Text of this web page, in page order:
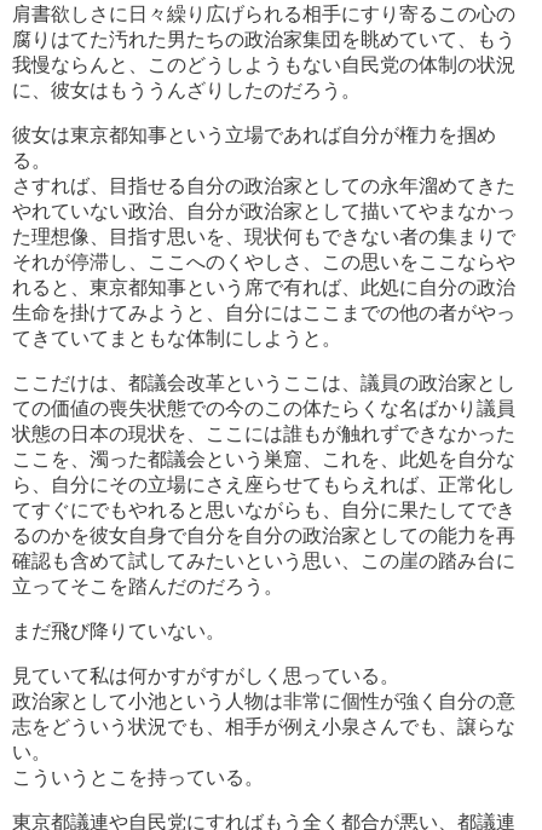
肩書欲しさに日々繰り広げられる相手にすり寄るこの心の
腐りはてた汚れた男たちの政治家集団を眺めていて、もう
我慢ならんと、このどうしようもない自民党の体制の状況
に、彼女はもううんざりしたのだろう。
彼女は東京都知事という立場であれば自分が権力を掴め
る。
さすれば、目指せる自分の政治家としての永年溜めてきた
やれていない政治、自分が政治家として描いてやまなかっ
た理想像、目指す思いを、現状何もできない者の集まりで
それが停滞し、ここへのくやしさ、この思いをここならや
れると、東京都知事という席で有れば、此処に自分の政治
生命を掛けてみようと、自分にはここまでの他の者がやっ
てきていてまともな体制にしようと。
ここだけは、都議会改革というここは、議員の政治家とし
ての価値の喪失状態での今のこの体たらくな名ばかり議員
状態の日本の現状を、ここには誰もが触れずできなかった
ここを、濁った都議会という巣窟、これを、此処を自分な
ら、自分にその立場にさえ座らせてもらえれば、正常化し
てすぐにでもやれると思いながらも、自分に果たしてでき
るのかを彼女自身で自分を自分の政治家としての能力を再
確認も含めて試してみたいという思い、この崖の踏み台に
立ってそこを踏んだのだろう。
まだ飛び降りていない。
見ていて私は何かすがすがしく思っている。
政治家として小池という人物は非常に個性が強く自分の意
志をどういう状況でも、相手が例え小泉さんでも、譲らな
い。
こういうとこを持っている。
東京都議連や自民党にすればもう全く都合が悪い、都議連